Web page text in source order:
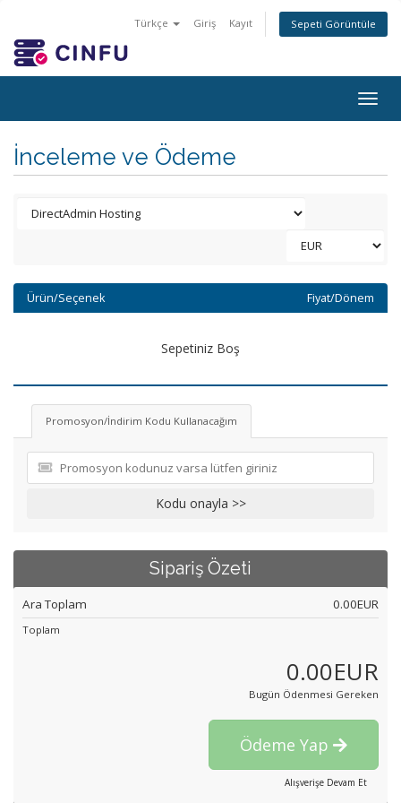
Türkçe Giriş Kayıt Sepeti Görüntüle
İnceleme ve Ödeme
Ürün/Seçenek Fiyat/Dönem
Sepetiniz Boş
Promosyon/İndirim Kodu Kullanacağım
Kodu onayla >>
Sipariş Özeti
Ara Toplam 0.00EUR
Toplam
0.00EUR
Bugün Ödenmesi Gereken
Ödeme Yap
Alışverişe Devam Et